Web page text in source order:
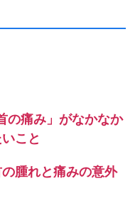
の痛み」がなかなか
こと
腫れと痛みの意外